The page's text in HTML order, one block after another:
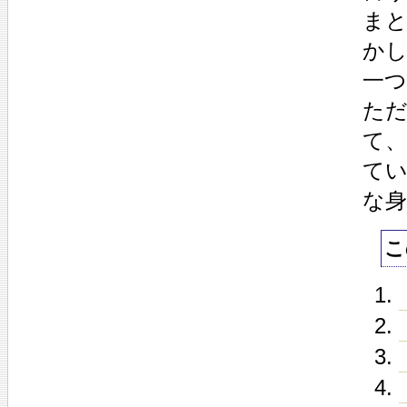
ま
か
一
た
て
て
な